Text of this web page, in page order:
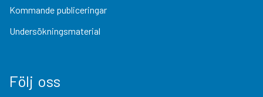
Kommande publiceringar
Undersökningsmaterial
Följ oss